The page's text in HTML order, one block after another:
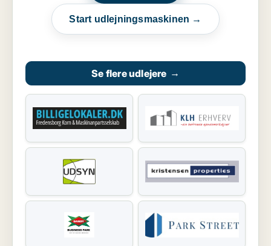
Start udlejningsmaskinen →
Se flere udlejere →